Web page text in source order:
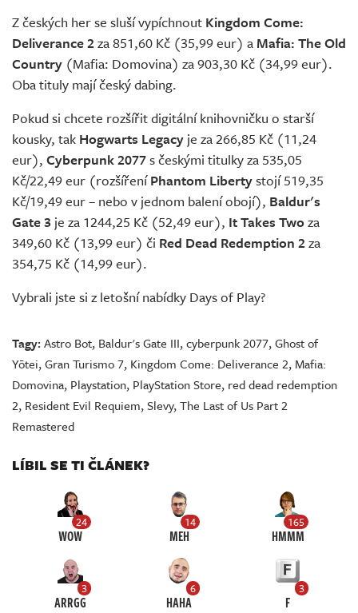
Z českých her se sluší vypíchnout Kingdom Come:
Deliverance 2za 851,60 Kč (35,99 eur) a Mafia: The Old
Country (Mafia: Domovina) za 903,30 Kč (34,99 eur).
Oba tituly mají český dabing.
Pokud si chcete rozšířit digitální knihovničku o starší
kousky, tak Hogwarts Legacy je za 266,85 Kč (11,24
eur), Cyberpunk 2077s českými titulky za 535,05
Kč/22,49 eur (rozšířeníPhantom Libertystojí 519,35
Kč/19,49 eur – nebo v jednom balení obojí), Baldur's
Gate 3 je za 1244,25 Kč (52,49 eur), It Takes Two za
349,60 Kč (13,99 eur) či Red Dead Redemption 2za
354,75 Kč (14,99 eur).
Vybrali jste si z letošní nabídky Days of Play?
Tagy:Astro Bot, Baldur's Gate III,cyberpunk 2077,Ghost of
Yōtei,Gran Turismo 7, Kingdom Come: Deliverance 2, Mafia:
Domovina, Playstation, PlayStation Store, red dead redemption
2, Resident Evil Requiem,Slevy,The Last of Us Part 2
Remastered
LÍBIL SE TI ČLÁNEK?
24
WOW
14
MEH
165
HMMM
3
ARRGG
6
HAHA
3
F